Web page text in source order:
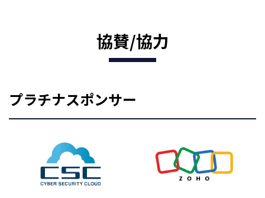
協賛/協力
プラチナスポンサー